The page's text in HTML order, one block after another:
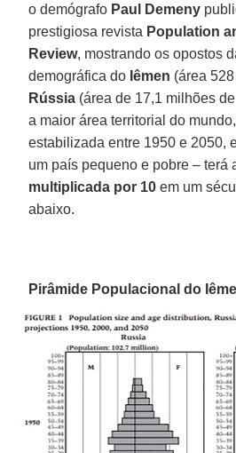
o demógrafo Paul Demeny
prestigiosa revista Population
Review, mostrando os opostos
demográfica do Iêmen (área
Rússia (área de 17,1 milhões de
a maior área territorial do
estabilizada entre 1950 e 2050,
um país pequeno e pobre – terá
multiplicada por 10 em um
abaixo.
Pirâmide Populacional do